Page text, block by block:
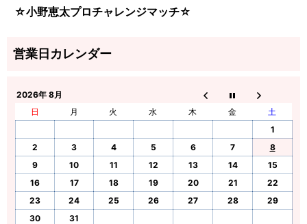
☆小野恵太プロチャレンジマッチ☆
2026年 8月
日
月 火 水 木 金
土
1
2
3 4 5 6 7
8
9
10 11 12 13 14
15
16
17 18 19 20 21
22
23
24 25 26 27 28
29
30
31